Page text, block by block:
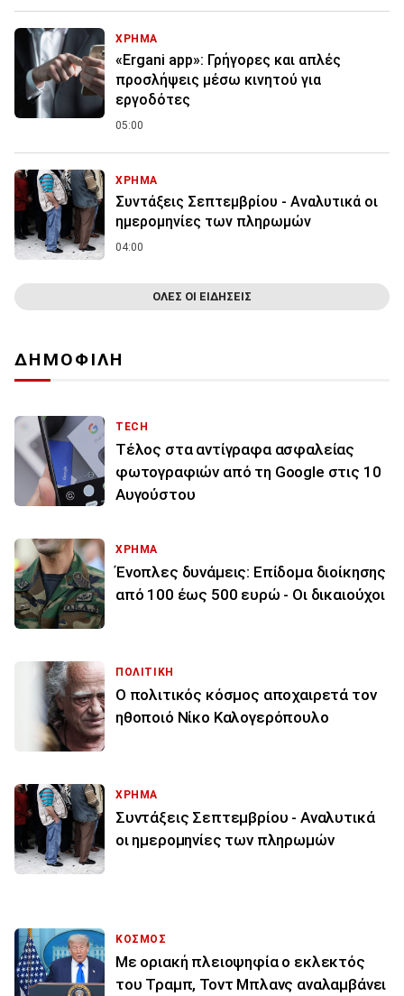
ΧΡΗΜΑ
«Ergani app»: Γρήγορες και απλές
προσλήψεις μέσω κινητού για
εργοδότες
05:00
ΧΡΗΜΑ
Συντάξεις Σεπτεμβρίου - Αναλυτικά οι
ημερομηνίες των πληρωμών
04:00
ΟΛΕΣ ΟΙ ΕΙΔΗΣΕΙΣ
ΔΗΜΟΦΙΛΗ
TECH
Τέλος στα αντίγραφα ασφαλείας
φωτογραφιών από τη Google στις 10
Αυγούστου
ΧΡΗΜΑ
Ένοπλες δυνάμεις: Επίδομα διοίκησης
από 100 έως 500 ευρώ - Οι δικαιούχοι
ΠΟΛΙΤΙΚΗ
Ο πολιτικός κόσμος αποχαιρετά τον
ηθοποιό Νίκο Καλογερόπουλο
ΧΡΗΜΑ
Συντάξεις Σεπτεμβρίου - Αναλυτικά
οι ημερομηνίες των πληρωμών
ΚΟΣΜΟΣ
Με οριακή πλειοψηφία ο εκλεκτός
του Τραμπ, Τοντ Μπλανς αναλαμβάνει